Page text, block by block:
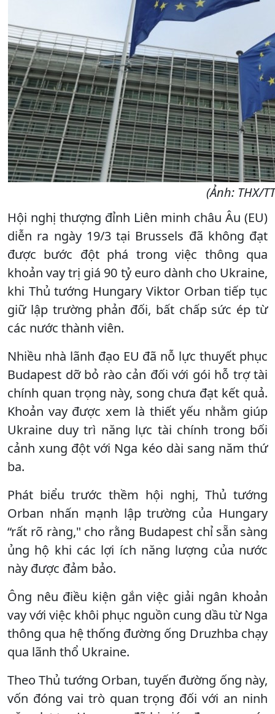
(Ảnh: THX/
Hội nghị thượng đỉnh Liên minh châu Âu (EU)
diễn ra ngày 19/3 tại Brussels đã không đạt
được bước đột phá trong việc thông qua
khoản vay trị giá 90 tỷ euro dành cho Ukraine,
khi Thủ tướng Hungary Viktor Orban tiếp tục
giữ lập trường phản đối, bất chấp sức ép từ
các nước thành viên.
Nhiều nhà lãnh đạo EU đã nỗ lực thuyết phục
Budapest dỡ bỏ rào cản đối với gói hỗ trợ tài
chính quan trọng này, song chưa đạt kết quả.
Khoản vay được xem là thiết yếu nhằm giúp
Ukraine duy trì năng lực tài chính trong bối
cảnh xung đột với Nga kéo dài sang năm thứ
ba.
Phát biểu trước thềm hội nghị, Thủ tướng
Orban nhấn mạnh lập trường của Hungary
“rất rõ ràng," cho rằng Budapest chỉ sẵn sàng
ủng hộ khi các lợi ích năng lượng của nước
này được đảm bảo.
Ông nêu điều kiện gắn việc giải ngân khoản
vay với việc khôi phục nguồn cung dầu từ Nga
thông qua hệ thống đường ống Druzhba chạy
qua lãnh thổ Ukraine.
Theo Thủ tướng Orban, tuyến đường ống này,
vốn đóng vai trò quan trọng đối với an ninh